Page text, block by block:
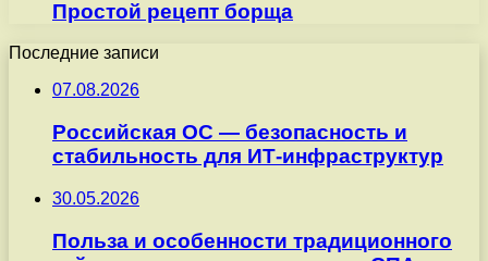
Простой рецепт борща
Последние записи
07.08.2026
Российская ОС — безопасность и
стабильность для ИТ-инфраструктур
30.05.2026
Польза и особенности традиционного